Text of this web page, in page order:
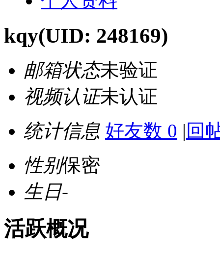
kqy(UID: 248169)
邮箱状态未验证
视频认证未认证
统计信息 好友数 0 | 回
性别保密
生日-
活跃概况